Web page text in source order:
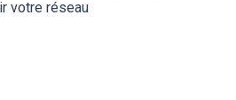
votre réseau